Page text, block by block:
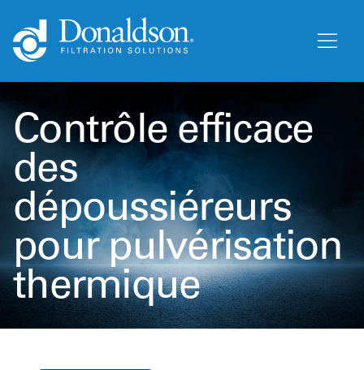
Contrôle efficace
des
dépoussiéreurs
pour pulvérisation
thermique